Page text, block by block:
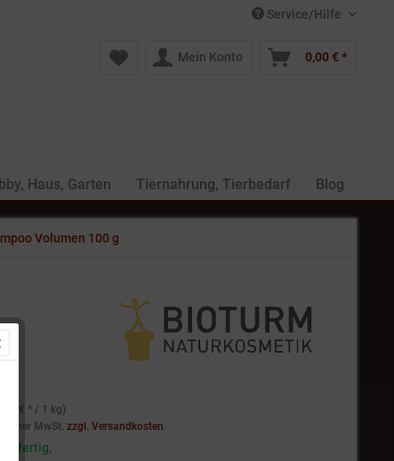
Service/Hilfe
Mein Konto 0,00 € *
Haus, Garten Tiernahrung, Tierbedarf Blog
Volumen 100 g
€ * / 1 kg)
MwSt.zzgl. Versandkosten